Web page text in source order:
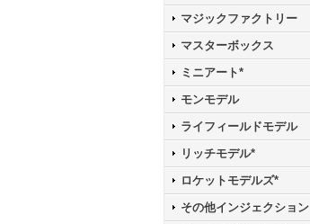
マジックファクトリー
マスターボックス
ミニアート*
モンモデル
ライフィールドモデル
リッチモデル*
ロケットモデルズ*
その他インジェクション